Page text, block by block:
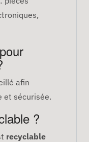
afin
et sécurisée.
?
recyclable